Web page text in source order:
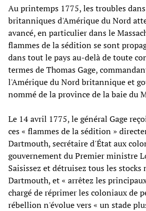
Au printemps 1775, les troubles
britanniques d'Amérique du Nord
avancé, en particulier dans le
flammes de la sédition se sont
dans tout le pays au-delà de toute
termes de Thomas Gage,
l'Amérique du Nord britannique et
nommé de la province de la baie du
Le 14 avril 1775, le général Gage
ces « flammes de la sédition »
Dartmouth, secrétaire d'État aux
gouvernement du Premier ministre
Saisissez et détruisez tous les
Dartmouth, et « arrêtez les
chargé de réprimer les coloniaux de
rébellion n'évolue vers « un stade